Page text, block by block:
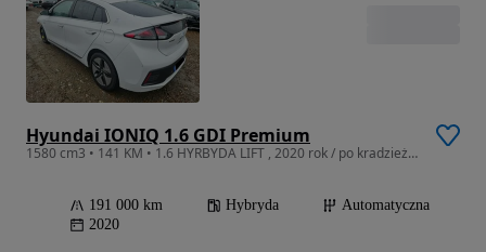
Hyundai IONIQ 1.6 GDI Premium
1580 cm3 • 141 KM • 1.6 HYRBYDA LIFT , 2020 rok / po kradzieży / bogate wyposażenie
191 000 km Hybryda
Automatyczna
2020